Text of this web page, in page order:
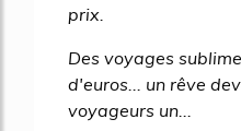
prix.
Des voyages
d'euros... un rêve
voyageurs un...